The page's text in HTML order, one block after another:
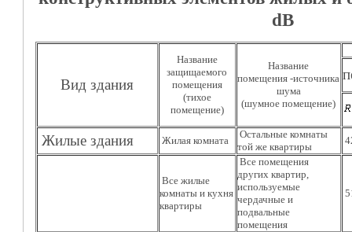
dB
Вид здания
Название
защищаемого
помещения
(тихое
помещение)
Название
помещения -источника
шума
(шумное помещение)
Жилые здания Жилая комната
Остальные комнаты
той же квартиры
Все жилые
комнаты и кухня
квартиры
Все помещения
других квартир,
используемые
чердачные и
подвальные
помещения